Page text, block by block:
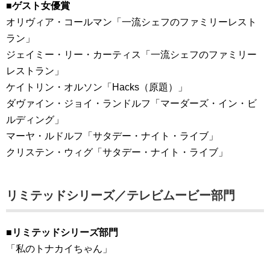
■ゲスト女優賞
オリヴィア・コールマン「一流シェフのファミリーレスト
ラン」
ジェイミー・リー・カーティス「一流シェフのファミリー
レストラン」
ケイトリン・オルソン「Hacks（原題）」
ダヴァイン・ジョイ・ランドルフ「マーダーズ・イン・ビ
ルディング」
マーヤ・ルドルフ「サタデー・ナイト・ライブ」
クリステン・ウィグ「サタデー・ナイト・ライブ」
リミテッドシリーズ／テレビムービー部門
■リミテッドシリーズ部門
「私のトナカイちゃん」